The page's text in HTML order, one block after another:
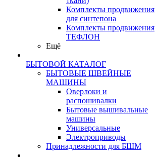
Комплекты продвижения
для синтепона
Комплекты продвижения
ТЕФЛОН
Ещё
БЫТОВОЙ КАТАЛОГ
БЫТОВЫЕ ШВЕЙНЫЕ
МАШИНЫ
Оверлоки и
распошивалки
Бытовые вышивальные
машины
Универсальные
Электроприводы
Принадлежности для БШМ